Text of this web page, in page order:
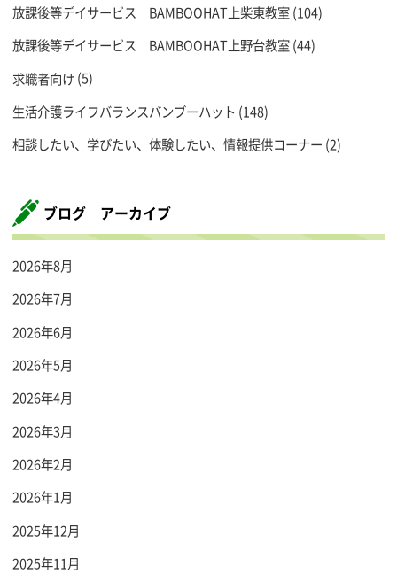
放課後等デイサービス BAMBOOHAT上柴東教室(104)
放課後等デイサービス BAMBOOHAT上野台教室(44)
求職者向け(5)
生活介護ライフバランスバンブーハット (148)
相談したい、学びたい、体験したい、情報提供コーナー (2)
ブログ アーカイブ
2026年8月
2026年7月
2026年6月
2026年5月
2026年4月
2026年3月
2026年2月
2026年1月
2025年12月
2025年11月